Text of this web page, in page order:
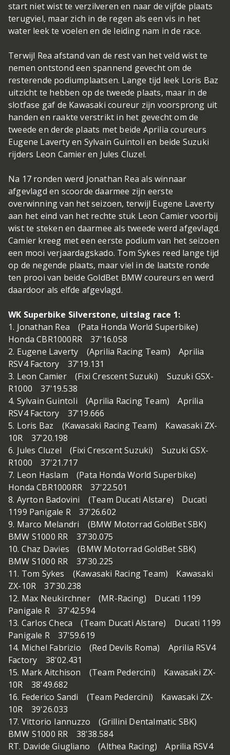
start niet wist te verzilveren en naar de vijfde plaats
terugviel, maar zich in de regen als een vis in het
water leek te voelen en de leiding nam in de race.
Terwijl Rea afstand van de rest van het veld wist te
nemen ontstond een spannend gevecht om de
resterende podiumplaatsen. Lange tijd leek Loris Baz
uitzicht te hebben op de tweede plaats, maar in de
slotfase gaf de Kawasaki coureur zijn voorsprong uit
handen en raakte verstrikt in het gevecht om de
tweede en derde plaats met beide Aprilia coureurs
Eugene Laverty en Sylvain Guintoli en beide Suzuki
rijders Leon Camier en Jules Cluzel.
Na 17 ronden werd Jonathan Rea als winnaar
afgevlagd en scoorde daarmee zijn eerste
overwinning van het seizoen, terwijl Eugene Laverty
aan het eind van het rechte stuk Leon Camier voorbij
wist te steken en daarmee als tweede werd afgevlagd.
Camier kreeg met een eerste podium van het seizoen
een mooi verjaardagskado. Tom Sykes reed lange tijd
op de negende plaats, maar viel in de laatste ronde
ten prooi van beide GoldBet BMW coureurs en werd
daardoor als elfde afgevlagd.
WK Superbike Silverstone, uitslag race 1:
1. Jonathan Rea (Pata Honda World Superbike)
Honda CBR1000RR 37'16.058
2. Eugene Laverty (Aprilia Racing Team) Aprilia
RSV4 Factory 37'19.131
3. Leon Camier (Fixi Crescent Suzuki) Suzuki GSX-
R1000 37'19.538
4. Sylvain Guintoli (Aprilia Racing Team) Aprilia
RSV4 Factory 37'19.666
5. Loris Baz (Kawasaki Racing Team) Kawasaki ZX-
10R 37'20.198
6. Jules Cluzel (Fixi Crescent Suzuki) Suzuki GSX-
R1000 37'21.717
7. Leon Haslam (Pata Honda World Superbike)
Honda CBR1000RR 37'22.501
8. Ayrton Badovini (Team Ducati Alstare) Ducati
1199 Panigale R 37'26.602
9. Marco Melandri (BMW Motorrad GoldBet SBK)
BMW S1000 RR 37'30.075
10. Chaz Davies (BMW Motorrad GoldBet SBK)
BMW S1000 RR 37'30.225
11. Tom Sykes (Kawasaki Racing Team) Kawasaki
ZX-10R 37'30.238
12. Max Neukirchner (MR-Racing) Ducati 1199
Panigale R 37'42.594
13. Carlos Checa (Team Ducati Alstare) Ducati 1199
Panigale R 37'59.619
14. Michel Fabrizio (Red Devils Roma) Aprilia RSV4
Factory 38'02.431
15. Mark Aitchison (Team Pedercini) Kawasaki ZX-
10R 38'49.682
16. Federico Sandi (Team Pedercini) Kawasaki ZX-
10R 39'26.033
17. Vittorio Iannuzzo (Grillini Dentalmatic SBK)
BMW S1000 RR 38'38.584
RT. Davide Giugliano (Althea Racing) Aprilia RSV4